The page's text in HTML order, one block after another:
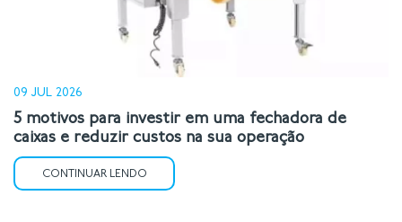
09 JUL 2026
5 motivos para investir em uma fechadora de
caixas e reduzir custos na sua operação
CONTINUAR LENDO